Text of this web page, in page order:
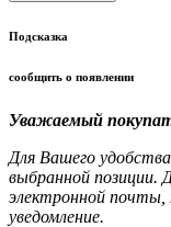
Подсказка
сообщить о появлении
Уважаемый
Для Вашего
выбранной позиции.
электронной
уведомление.